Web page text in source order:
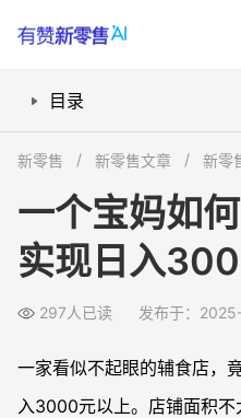
目录
3. 激励裂变分享，客户帮忙
4. 自营外卖+多平台对接，
总结：小程序+私域运营，
新零售 新零售文章 新零
一个宝妈如
实现日入
297人已读 发布于：
一家看似不起眼的辅食店，
入3000元以上。店铺面积